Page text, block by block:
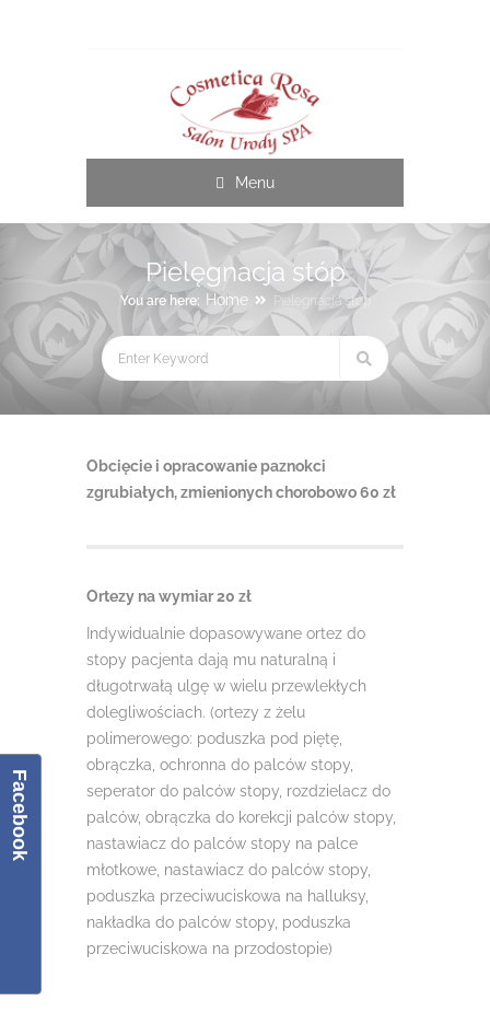
Menu
Pielęgnacja stóp
You are here: Home Pielęgnacja stóp
Obcięcie i opracowanie paznokci
zgrubiałych, zmienionych chorobowo 60 zł
Ortezy na wymiar 20 zł
Indywidualnie dopasowywane ortez do
stopy pacjenta dają mu naturalną i
długotrwałą ulgę w wielu przewlekłych
dolegliwościach. (ortezy z żelu
polimerowego: poduszka‬ pod piętę,
obrączka, ochronna do palców stopy,
seperator do palców stopy, rozdzielacz do
palców, obrączka do korekcji palców stopy,
nastawiacz do palców stopy na palce
młotkowe, nastawiacz‬ do palców stopy,
poduszka przeciwuciskowa na halluksy,
nakładka do palców stopy, poduszka
przeciwuciskowa na przodostopie)
Facebook